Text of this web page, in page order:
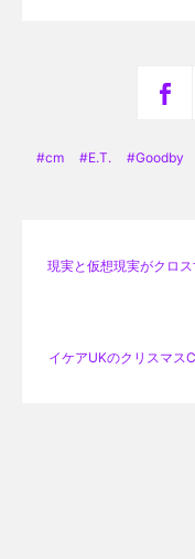
cm E.T. Goodby
現実と仮想現実がクロ
イケアUKのクリスマス